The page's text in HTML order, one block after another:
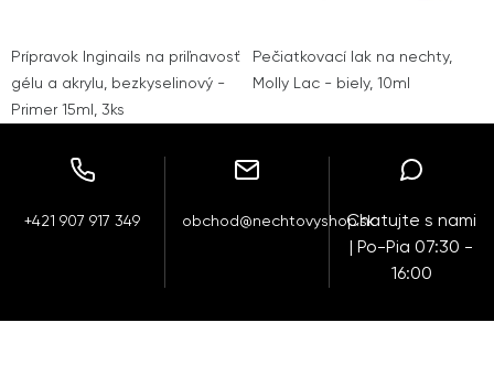
Prípravok Inginails na priľnavosť
gélu a akrylu, bezkyselinový -
Primer 15ml, 3ks
Pečiatkovací lak na nechty,
Molly Lac - biely, 10ml
+421 907 917 349 obchod@nechtovyshop.skChatujte s nami
| Po-Pia 07:30 -
16:00